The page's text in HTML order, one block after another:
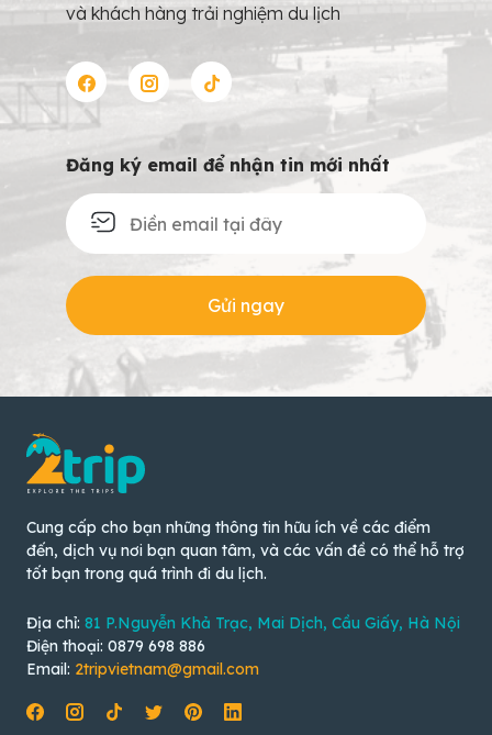
và khách hàng trải nghiệm du lịch
Đăng ký email để nhận tin mới nhất
Gửi ngay
Cung cấp cho bạn những thông tin hữu ích về các điểm
đến, dịch vụ nơi bạn quan tâm, và các vấn đề có thể hỗ trợ
tốt bạn trong quá trình đi du lịch.
Địa chỉ: 81 P.Nguyễn Khả Trạc, Mai Dịch, Cầu Giấy, Hà Nội
Điện thoại: 0879 698 886
Email: 2tripvietnam@gmail.com